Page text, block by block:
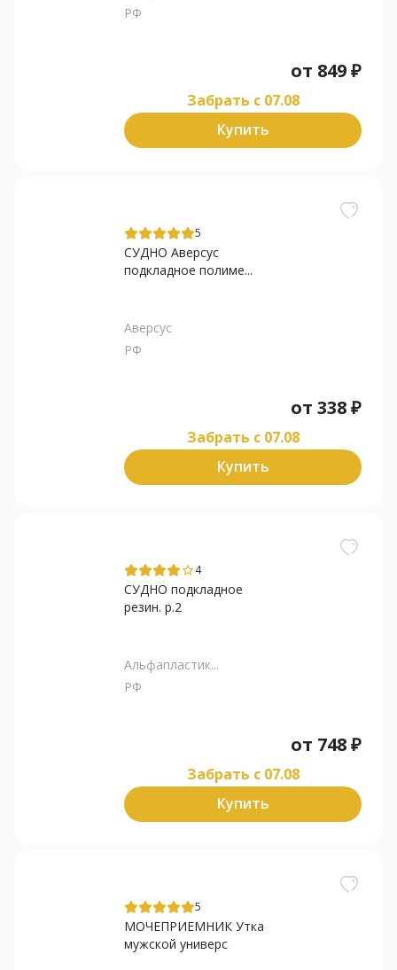
РФ
от 849₽
Забрать c 07.08
Купить
5
СУДНО Аверсус
подкладное полиме...
Аверсус
РФ
от 338₽
Забрать c 07.08
Купить
star_border4
СУДНО подкладное
резин. р.2
Альфапластик...
РФ
от 748₽
Забрать c 07.08
Купить
5
МОЧЕПРИЕМНИК Утка
мужской универс